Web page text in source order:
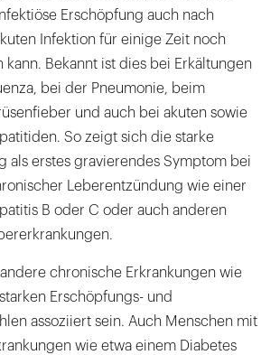
Erschöpfung auch nach
Infektion für einige Zeit noch
Bekannt ist dies bei Erkältungen
bei der Pneumonie, beim
und auch bei akuten sowie
So zeigt sich die starke
als erstes gravierendes Symptom bei
Leberentzündung wie einer
B oder C oder auch anderen
chronische Erkrankungen wie
Erschöpfungs- und
assoziiert sein. Auch Menschen mit
wie etwa einem Diabetes